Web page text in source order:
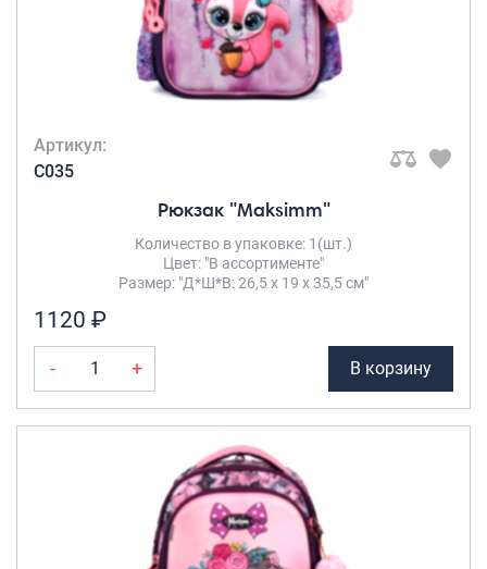
Артикул:
C035
Рюкзак "Maksimm"
Количество в упаковке: 1(шт.)
Цвет: "В ассортименте"
Размер: "Д*Ш*В: 26,5 х 19 х 35,5 см"
1120 ₽
- + В корзину